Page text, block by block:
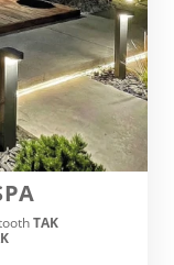
TAK